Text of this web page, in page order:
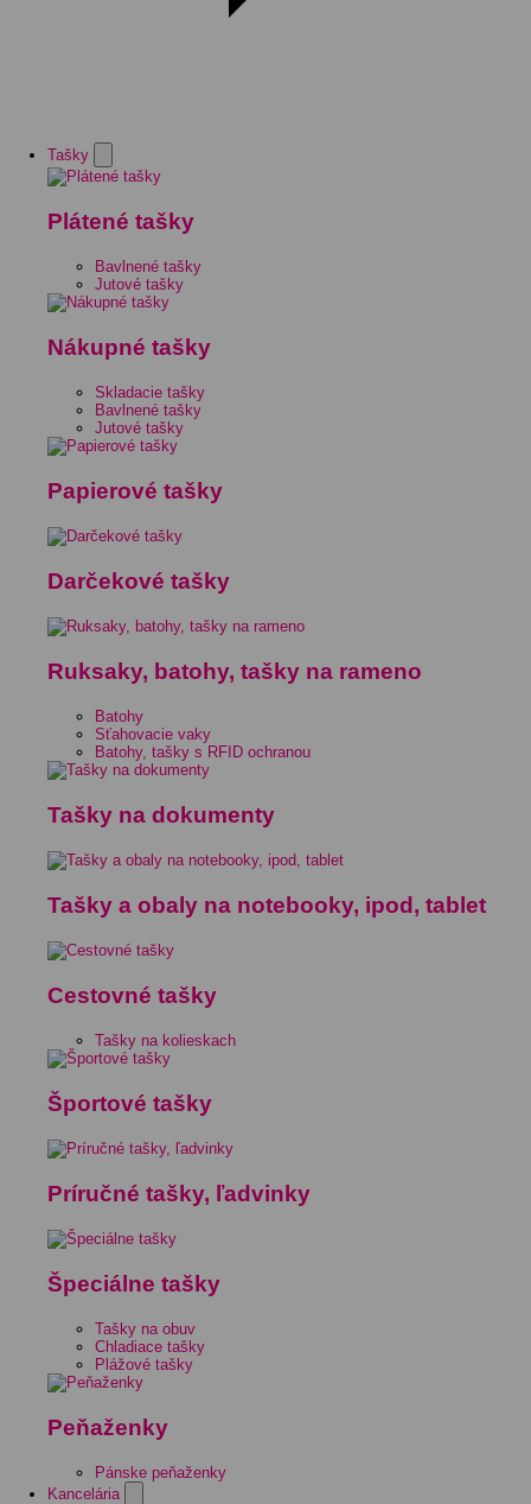
Tašky
Plátené tašky
Bavlnené tašky
Jutové tašky
Nákupné tašky
Skladacie tašky
Bavlnené tašky
Jutové tašky
Papierové tašky
Darčekové tašky
Ruksaky, batohy, tašky na rameno
Batohy
Sťahovacie vaky
Batohy, tašky s RFID ochranou
Tašky na dokumenty
Tašky a obaly na notebooky, ipod, tablet
Cestovné tašky
Tašky na kolieskach
Športové tašky
Príručné tašky, ľadvinky
Špeciálne tašky
Tašky na obuv
Chladiace tašky
Plážové tašky
Peňaženky
Pánske peňaženky
Kancelária